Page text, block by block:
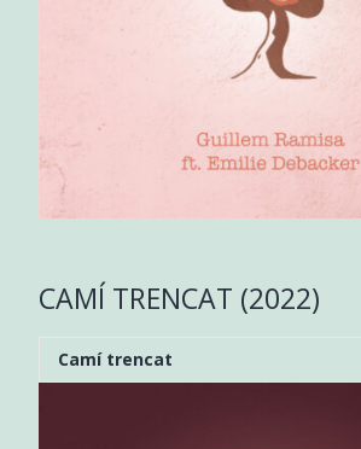
CAMÍ TRENCAT (2022)
Camí trencat